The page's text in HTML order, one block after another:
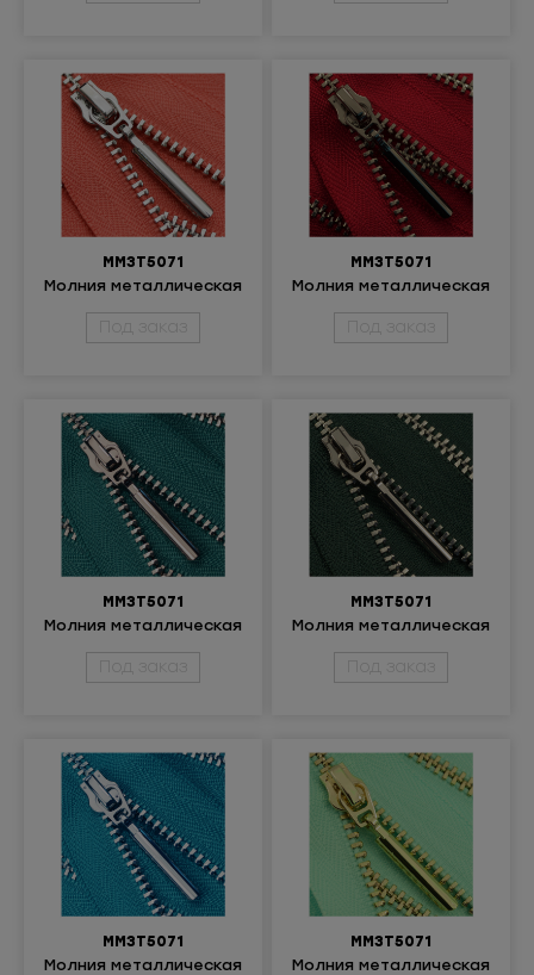
ММ3Т5071
Молния металлическая
разъемная 3Т
Под заказ
ММ3Т5071
Молния металлическая
разъемная 3Т
Под заказ
ММ3Т5071
Молния металлическая
разъемная 3Т
Под заказ
ММ3Т5071
Молния металлическая
разъемная 3Т
Под заказ
ММ3Т5071
Молния металлическая
ММ3Т5071
Молния металлическая